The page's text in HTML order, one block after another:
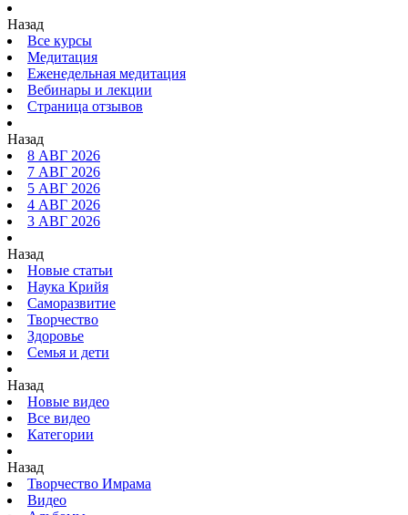
Назад
Все курсы
Медитация
Еженедельная медитация
Вебинары и лекции
Страница отзывов
Назад
8 АВГ 2026
7 АВГ 2026
5 АВГ 2026
4 АВГ 2026
3 АВГ 2026
Назад
Новые статьи
Наука Крийя
Саморазвитие
Творчество
Здоровье
Семья и дети
Назад
Новые видео
Все видео
Категории
Назад
Творчество Имрама
Видео